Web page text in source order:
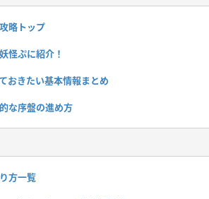
略トップ
怪ぷに紹介！
おきたい基本情報まとめ
な序盤の進め方
方一覧